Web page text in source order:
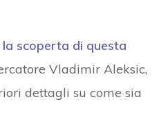
scoperta di questa
Vladimir Aleksic,
dettagli su come sia